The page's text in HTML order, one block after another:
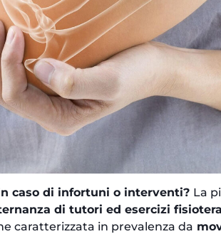
caso di infortuni o interventi? La
di tutori ed esercizi
caratterizzata in prevalenza da